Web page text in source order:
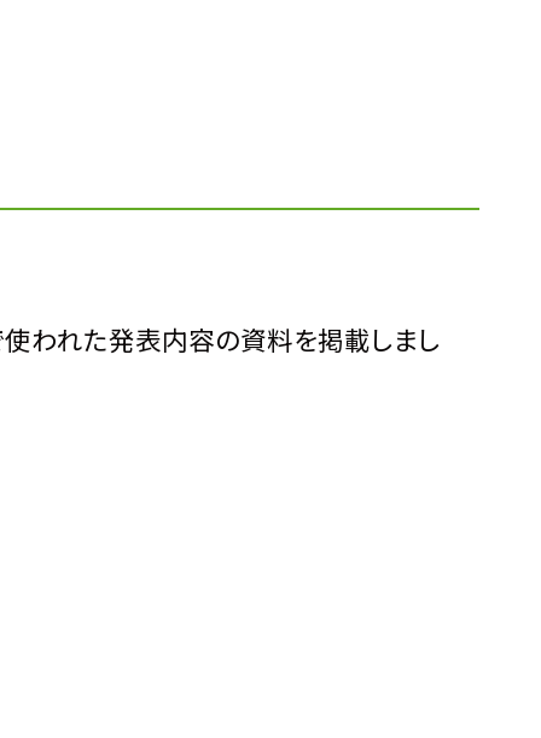
使われた発表内容の資料を掲載しまし